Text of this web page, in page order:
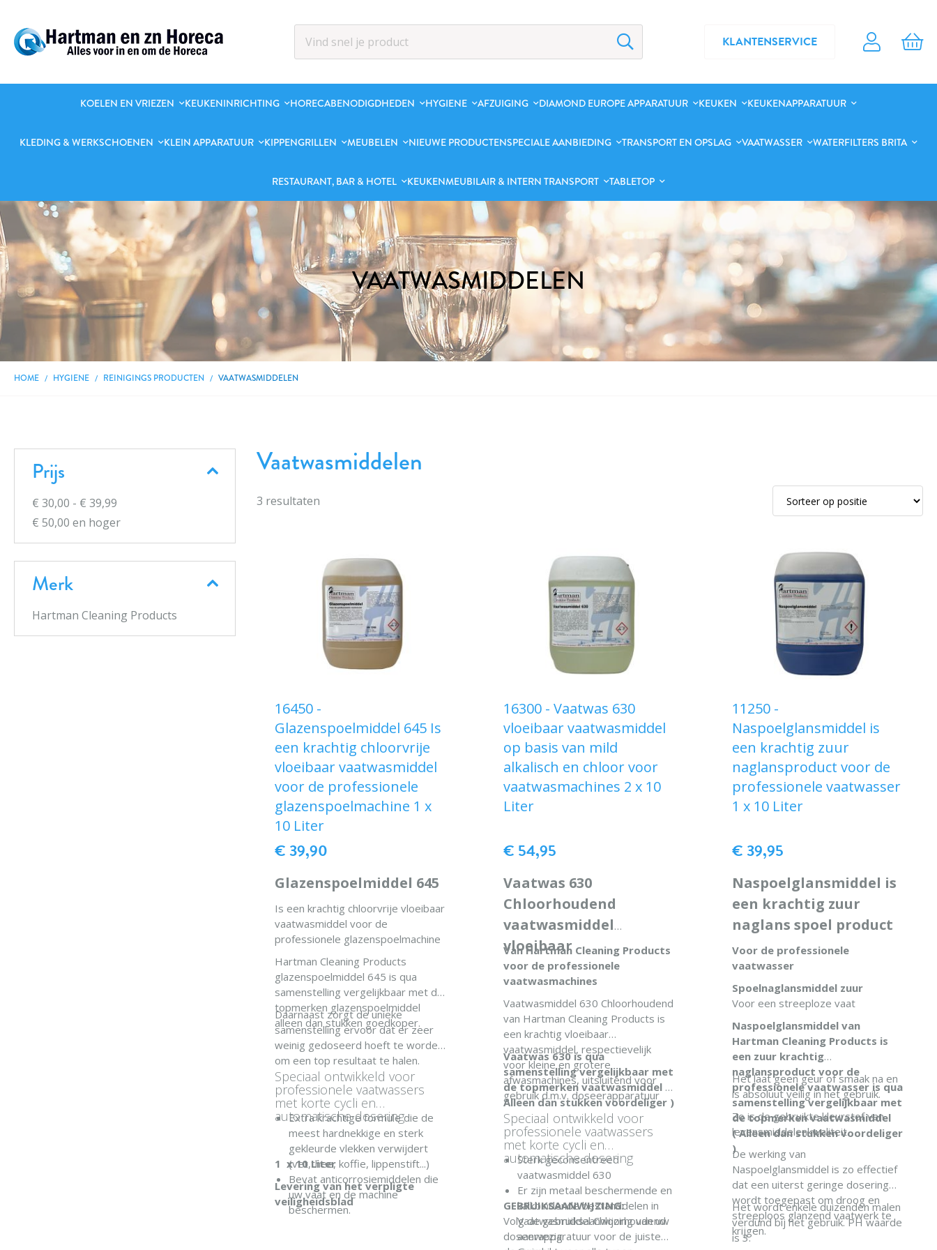
KLANTENSERVICE
KOELEN EN VRIEZEN KEUKENINRICHTING HORECABENODIGDHEDEN HYGIENE AFZUIGING DIAMOND EUROPE APPARATUUR KEUKEN KEUKENAPPARATUUR
KLEDING & WERKSCHOENEN KLEIN APPARATUUR KIPPENGRILLEN MEUBELEN NIEUWE PRODUCTENSPECIALE AANBIEDING TRANSPORT EN OPSLAG VAATWASSER WATERFILTERS BRITA
RESTAURANT, BAR & HOTEL KEUKENMEUBILAIR & INTERN TRANSPORT TABLETOP
VAATWASMIDDELEN
HOME HYGIENE REINIGINGS PRODUCTEN VAATWASMIDDELEN
Vaatwasmiddelen
3 resultaten
16450 -
Glazenspoelmiddel 645 Is
een krachtig chloorvrije
vloeibaar vaatwasmiddel
voor de professionele
glazenspoelmachine 1 x
10 Liter
€ 39,90
Glazenspoelmiddel 645
Is een krachtig chloorvrije vloeibaar
vaatwasmiddel voor de
professionele glazenspoelmachine
Hartman Cleaning Products
glazenspoelmiddel 645 is qua
samenstelling vergelijkbaar met de
topmerken glazenspoelmiddel
alleen dan stukken goedkoper.
Daarnaast zorgt de unieke
samenstelling ervoor dat er zeer
weinig gedoseerd hoeft te worden
om een top resultaat te halen.
Speciaal ontwikkeld voor
professionele vaatwassers
met korte cycli en
automatische dosering
Extra krachtige formule die de
meest hardnekkige en sterk
gekleurde vlekken verwijdert
(vet,thee, koffie, lippenstift...)
Bevat anticorrosiemiddelen die
uw vaat en de machine
beschermen.
1 x 10 Liter
Levering van het verpligte
veiligheidsblad
16300 - Vaatwas 630
vloeibaar vaatwasmiddel
op basis van mild
alkalisch en chloor voor
vaatwasmachines 2 x 10
Liter
€ 54,95
Vaatwas 630
Chloorhoudend
vaatwasmiddel
vloeibaar
Van Hartman Cleaning Products
voor de professionele
vaatwasmachines
Vaatwasmiddel 630 Chloorhoudend
van Hartman Cleaning Products is
een krachtig vloeibaar
vaatwasmiddel, respectievelijk
voor kleine en grotere
afwasmachines, uitsluitend voor
gebruik d.m.v. doseerapparatuur
Vaatwas 630 is qua
samenstelling vergelijkbaar met
de topmerken vaatwasmiddel (
Alleen dan stukken voordeliger )
Speciaal ontwikkeld voor
professionele vaatwassers
met korte cycli en
automatische dosering
Sterk geconsentreed
vaatwasmiddel 630
Er zijn metaal beschermende en
kalkbindende bestanddelen in
Vaatwasmiddel Chloorhoudend
aanwezig
GEBRUIKSAANWIJZING:
Volg de gebruiksaanwijzing van uw
doseerapparatuur voor de juiste
11250 -
Naspoelglansmiddel is
een krachtig zuur
naglansproduct voor de
professionele vaatwasser
1 x 10 Liter
€ 39,95
Naspoelglansmiddel is
een krachtig zuur
naglans spoel product
Voor de professionele
vaatwasser
Spoelnaglansmiddel zuur
Voor een streeploze vaat
Naspoelglansmiddel van
Hartman Cleaning Products is
een zuur krachtig
naglansproduct voor de
professionele vaatwasser is qua
samenstelling vergelijkbaar met
de topmerken vaatwasmiddel
( Alleen dan stukken voordeliger
)
Het laat geen geur of smaak na en
is absoluut veilig in het gebruik.
Zo is de gebruikte kleurstof van
levensmiddelenkwaliteit.
De werking van
Naspoelglansmiddel is zo effectief
dat een uiterst geringe dosering
wordt toegepast om droog en
streeploos glanzend vaatwerk te
krijgen.
Het wordt enkele duizenden malen
verdund bij het gebruik. PH waarde
is 3.
Prijs
€ 30,00 - € 39,99
€ 50,00 en hoger
Merk
Hartman Cleaning Products